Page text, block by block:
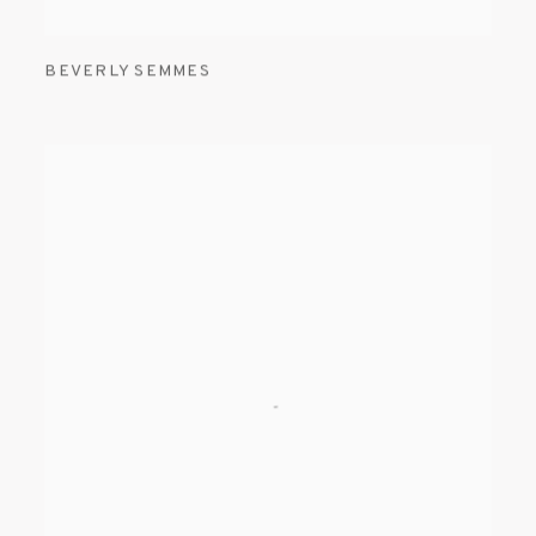
BEVERLY SEMMES